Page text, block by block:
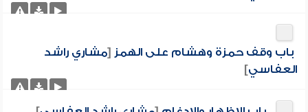
باب وقف حمزة وهشام على الهمز [مشاري راشد
العفاسي]